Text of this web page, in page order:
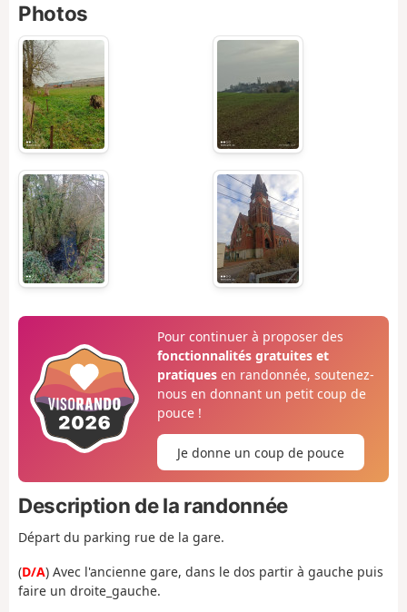
Photos
Pour continuer à proposer des
fonctionnalités gratuites et
pratiquesen randonnée, soutenez-
nous en donnant un petit coup de
pouce !
Je donne un coup de pouce
Description de la randonnée
Départ du parking rue de la gare.
(D/A) Avec l'ancienne gare, dans le dos partir à gauche puis
faire un droite_gauche.